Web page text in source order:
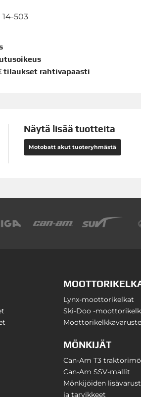
14-503
tilaukset rahtivapaasti
Näytä lisää tuotteita
Motobatt akut tuoteryhmästä
Lynx-moottorikelkat
Ski-Doo -
MÖNKIJÄT
Can-Am T3
Can-Am SSV-mallit
Mönkijöiden
ja tarvikkeet